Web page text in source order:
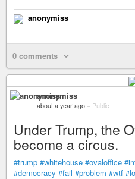
anonymiss
0 comments
anonymiss
about a year ago – Public
Under Trump, the
become a circus.
#trump #whitehouse #ovaloffice
#democracy #fail #problem #wtf